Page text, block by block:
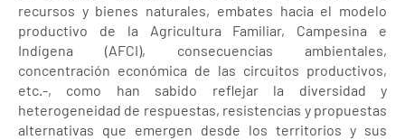
recursos y bienes naturales, embates hacia el modelo
productivo de la Agricultura Familiar, Campesina e
Indígena (AFCI), consecuencias ambientales,
concentración económica de las circuitos productivos,
etc.-, como han sabido reflejar la diversidad y
heterogeneidad de respuestas, resistencias y propuestas
alternativas que emergen desde los territorios y sus